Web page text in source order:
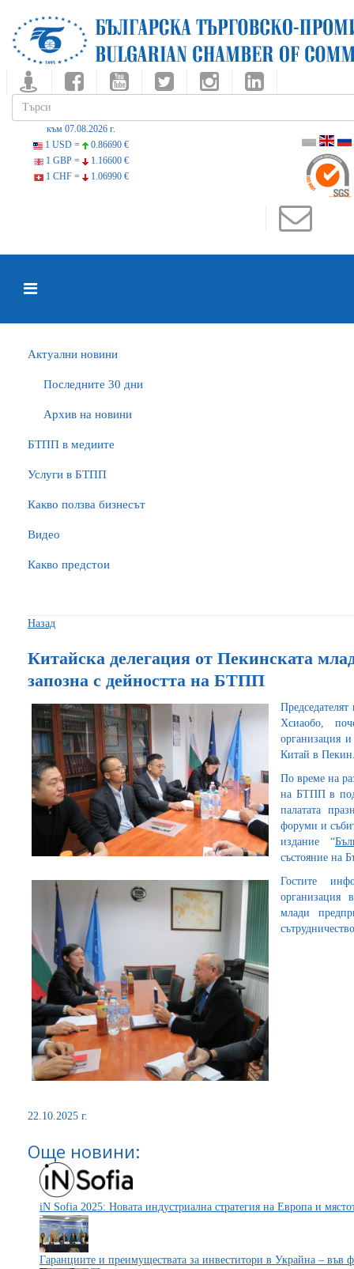
към 07.08.2026 г.
1 USD =
0.86690 €
1 GBP =
1.16600 €
1 CHF =
1.06990 €
Актуални новини
Последните 30 дни
Архив на новини
БTПП в медиите
Услуги в БТПП
Какво ползва бизнесът
Видео
Какво предстои
Назад
Китайска делегация от Пекинската
запозна с дейността на БТПП
Хсиаобо,
организация
Китай в
По време на
на БТПП в
палатата
форуми и
издание “
състояние на
Гостите
организация
млади
22.10.2025 г.
Още новини:
iN Sofia 2025: Новата индустриална стратегия на Европа и
Гаранциите и преимуществата за инвеститори в Украйна –